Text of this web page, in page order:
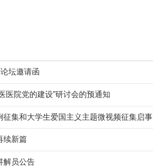
坛邀请函
医院党的建设”研讨会的预通知
集和大学生爱国主义主题微视频征集启事
续新篇
解员公告